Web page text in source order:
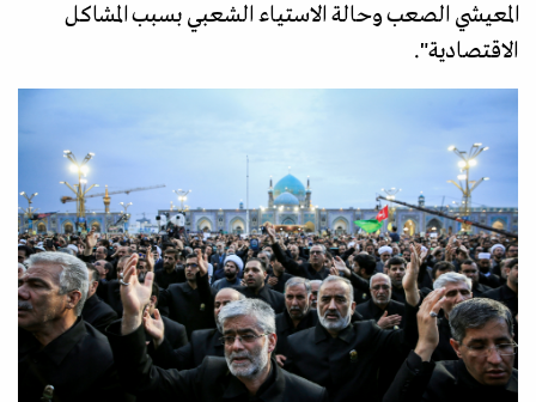
المعيشي الصعب وحالة الاستياء الشعبي بسبب المشاكل
الاقتصادية".